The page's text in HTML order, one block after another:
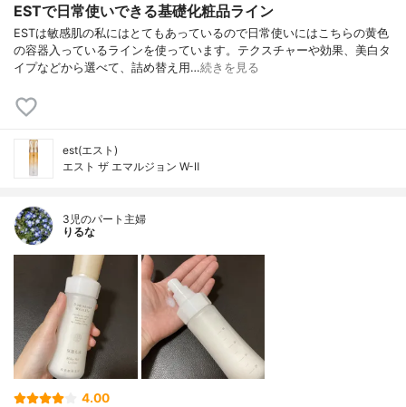
ESTで日常使いできる基礎化粧品ライン
ESTは敏感肌の私にはとてもあっているので日常使いにはこちらの黄色
の容器入っているラインを使っています。テクスチャーや効果、美白タ
イプなどから選べて、詰め替え用…続きを見る
est(エスト)
エスト ザ エマルジョン W-Ⅱ
3児のパート主婦
りるな
4.00